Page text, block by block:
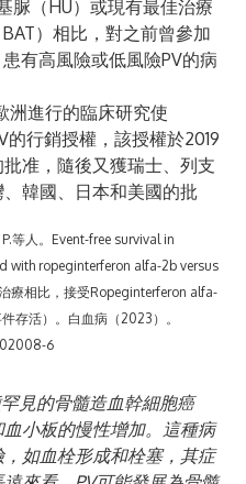
脲（HU）或現有最佳治療
）相比，對之前曾參加
有高風險或低風險PV的病
洲進行的臨床研究使
行銷授權，該授權於2019
准，隨後又獲瑞士、列支
韓國、日本和美國的批
等人。Event-free survival in
with ropeginterferon alfa-2b versus
療相比，接受Ropeginterferon alfa-
存活）。白血病（2023）。
6
見的骨髓造血幹細胞癌
小板的慢性增加。這種病
如血栓形成和栓塞，其症